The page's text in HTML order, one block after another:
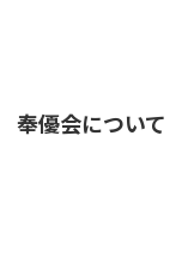
奉優会について